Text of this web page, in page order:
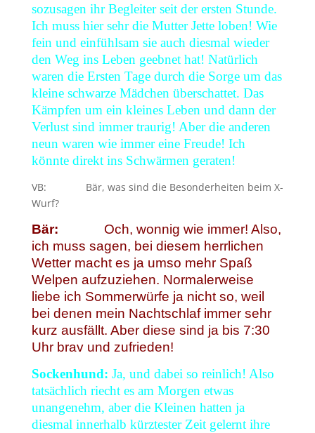
sozusagen ihr Begleiter seit der ersten Stunde.
Ich muss hier sehr die Mutter Jette loben! Wie
fein und einfühlsam sie auch diesmal wieder
den Weg ins Leben geebnet hat! Natürlich
waren die Ersten Tage durch die Sorge um das
kleine schwarze Mädchen überschattet. Das
Kämpfen um ein kleines Leben und dann der
Verlust sind immer traurig! Aber die anderen
neun waren wie immer eine Freude! Ich
könnte direkt ins Schwärmen geraten!
VB: Bär, was sind die Besonderheiten beim X-
Wurf?
Bär:
Och, wonnig wie immer! Also,
ich muss sagen, bei diesem herrlichen
Wetter macht es ja umso mehr Spaß
Welpen aufzuziehen. Normalerweise
liebe ich Sommerwürfe ja nicht so, weil
bei denen mein Nachtschlaf immer sehr
kurz ausfällt. Aber diese sind ja bis 7:30
Uhr brav und zufrieden!
Sockenhund: Ja, und dabei so reinlich! Also
tatsächlich riecht es am Morgen etwas
unangenehm, aber die Kleinen hatten ja
diesmal innerhalb kürztester Zeit gelernt ihre